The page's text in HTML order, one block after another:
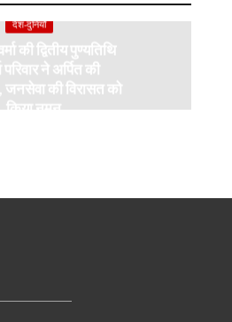
देश-दुनियाँ
की द्वितीय पुण्यतिथि
परिवार ने अर्पित की
जनसेवा की विरासत को
किया नमन